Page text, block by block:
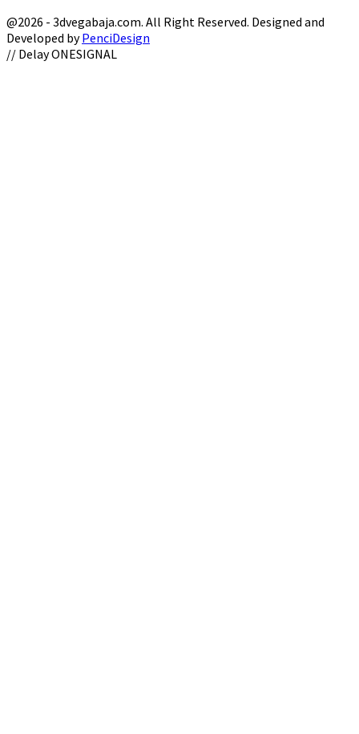
@2026 - 3dvegabaja.com. All Right Reserved. Designed and
Developed byPenciDesign
Facebook
Twitter
Instagram
Youtube
Email
// Delay ONESIGNAL